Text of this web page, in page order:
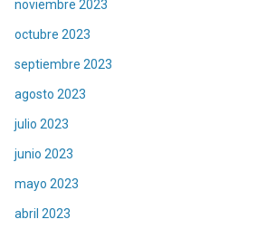
noviembre 2023
octubre 2023
septiembre 2023
agosto 2023
julio 2023
junio 2023
mayo 2023
abril 2023